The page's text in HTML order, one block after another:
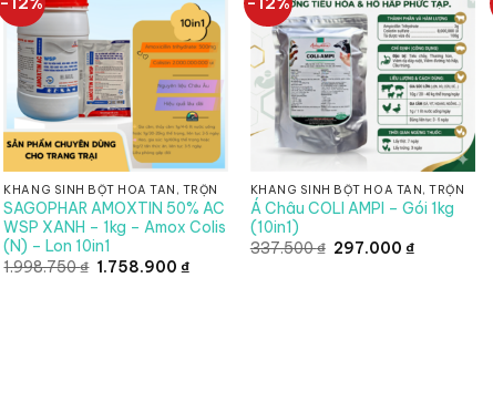
KHÁNG SINH BỘT HÒA TAN, TRỘN
SAGOPHAR AMOXTIN 50% AC
WSP XANH – 1kg – Amox Colis
(N) – Lon 10in1
1.998.750₫ Giá
1.758.900 ₫Giá
KHÁNG SINH BỘT HÒA TAN, TRỘN
Á Châu COLI AMPI – Gói 1kg
(10in1)
337.500₫ Giá
297.000 ₫Giá